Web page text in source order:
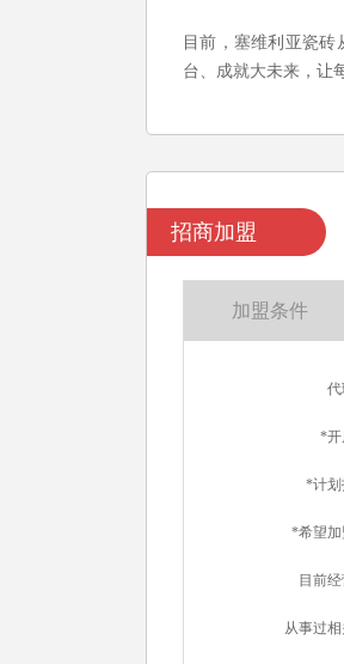
目前，塞维利亚瓷
台、成就大未来，让
招商加盟
加盟条件
代
*开
*计划
*希望加
目前经
从事过相